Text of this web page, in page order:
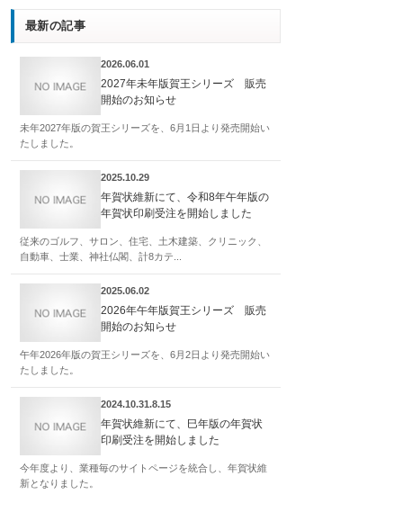
最新の記事
2026.06.01
2027年未年版賀王シリーズ 販売
開始のお知らせ
未年2027年版の賀王シリーズを、6月1日より発売開始い
たしました。
2025.10.29
年賀状維新にて、令和8年午年版の
年賀状印刷受注を開始しました
従来のゴルフ、サロン、住宅、土木建築、クリニック、
自動車、士業、神社仏閣、計8カテ...
2025.06.02
2026年午年版賀王シリーズ 販売
開始のお知らせ
午年2026年版の賀王シリーズを、6月2日より発売開始い
たしました。
2024.10.31.8.15
年賀状維新にて、巳年版の年賀状
印刷受注を開始しました
今年度より、業種毎のサイトページを統合し、年賀状維
新となりました。